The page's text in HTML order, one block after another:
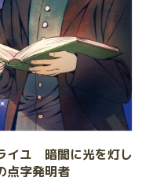
イユ 暗闇に光を灯し
点字発明者